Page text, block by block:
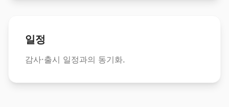
일정
감사·출시 일정과의 동기화.